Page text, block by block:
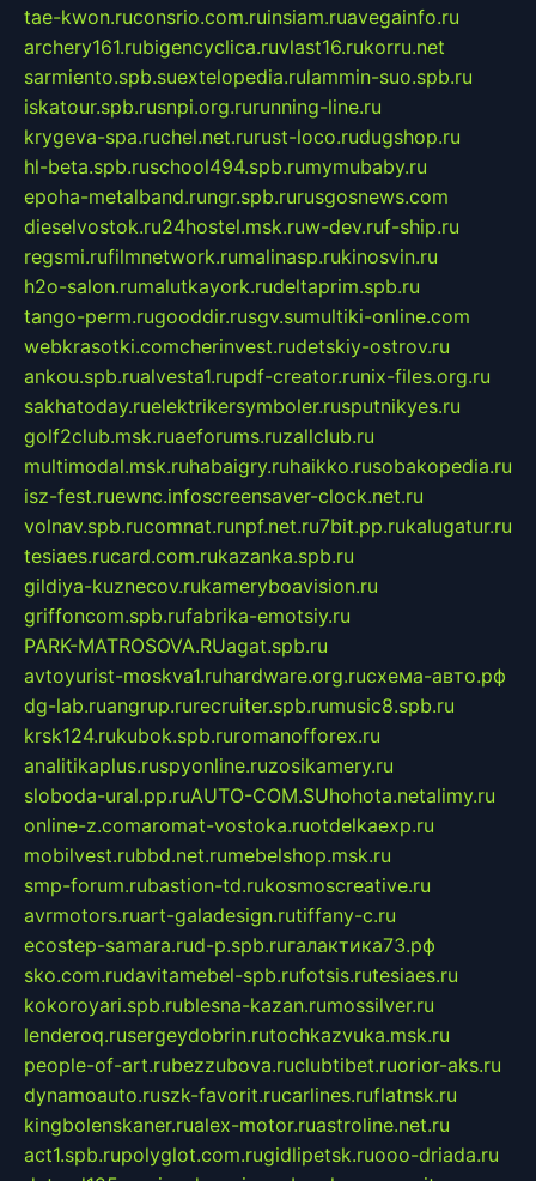
tae-kwon.ruconsrio.com.ruinsiam.ruavegainfo.ru
archery161.rubigencyclica.ruvlast16.rukorru.net
sarmiento.spb.suextelopedia.rulammin-suo.spb.ru
iskatour.spb.rusnpi.org.rurunning-line.ru
krygeva-spa.ruchel.net.rurust-loco.rudugshop.ru
hl-beta.spb.ruschool494.spb.rumymubaby.ru
epoha-metalband.rungr.spb.rurusgosnews.com
dieselvostok.ru24hostel.msk.ruw-dev.ruf-ship.ru
regsmi.rufilmnetwork.rumalinasp.rukinosvin.ru
h2o-salon.rumalutkayork.rudeltaprim.spb.ru
tango-perm.rugooddir.rusgv.sumultiki-online.com
webkrasotki.comcherinvest.rudetskiy-ostrov.ru
ankou.spb.rualvesta1.rupdf-creator.runix-files.org.ru
sakhatoday.ruelektrikersymboler.rusputnikyes.ru
golf2club.msk.ruaeforums.ruzallclub.ru
multimodal.msk.ruhabaigry.ruhaikko.rusobakopedia.ru
isz-fest.ruewnc.infoscreensaver-clock.net.ru
volnav.spb.rucomnat.runpf.net.ru7bit.pp.rukalugatur.ru
tesiaes.rucard.com.rukazanka.spb.ru
gildiya-kuznecov.rukameryboavision.ru
griffoncom.spb.rufabrika-emotsiy.ru
PARK-MATROSOVA.RUagat.spb.ru
avtoyurist-moskva1.ruhardware.org.ruсхема-авто.рф
dg-lab.ruangrup.rurecruiter.spb.rumusic8.spb.ru
krsk124.rukubok.spb.ruromanofforex.ru
analitikaplus.ruspyonline.ruzosikamery.ru
sloboda-ural.pp.ruAUTO-COM.SUhohota.netalimy.ru
online-z.comaromat-vostoka.ruotdelkaexp.ru
mobilvest.rubbd.net.rumebelshop.msk.ru
smp-forum.rubastion-td.rukosmoscreative.ru
avrmotors.ruart-galadesign.rutiffany-c.ru
ecostep-samara.rud-p.spb.ruгалактика73.рф
sko.com.rudavitamebel-spb.rufotsis.rutesiaes.ru
kokoroyari.spb.rublesna-kazan.rumossilver.ru
lenderoq.rusergeydobrin.rutochkazvuka.msk.ru
people-of-art.rubezzubova.ruclubtibet.ruorior-aks.ru
dynamoauto.ruszk-favorit.rucarlines.ruflatnsk.ru
kingbolenskaner.rualex-motor.ruastroline.net.ru
act1.spb.rupolyglot.com.rugidlipetsk.ruooo-driada.ru